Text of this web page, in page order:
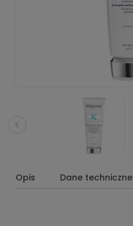
Opis Dane techniczne